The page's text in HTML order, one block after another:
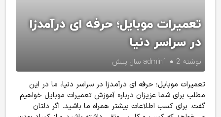
تعمیرات موبایل؛ حرفه ای درآمدزا
در سراسر دنیا
نوشته admin1 2 سال پیش
تعمیرات موبایل؛ حرفه ای درآمدزا در سراسر دنیا، ما در این
مطلب برای شما عزیزان درباره آموزش تعمیرات موبایل خواهیم
گفت. برای کسب اطلاعات بیشتر همراه ما باشید. اگر دلتان